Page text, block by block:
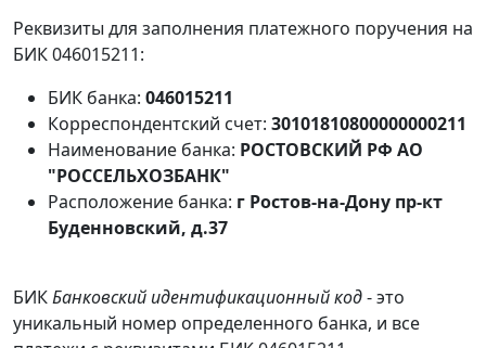
Реквизиты для заполнения платежного поручения на
БИК 046015211:
БИК банка: 046015211
Корреспондентский счет: 30101810800000000211
Наименование банка: РОСТОВСКИЙ РФ АО
"РОССЕЛЬХОЗБАНК"
Расположение банка: г Ростов-на-Дону пр-кт
Буденновский, д.37
БИКБанковский идентификационный код- это
уникальный номер определенного банка, и все